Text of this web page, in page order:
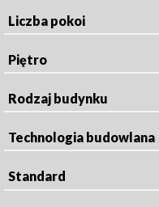
Liczba pokoi
Piętro
Rodzaj budynku
Technologia budowlana
Standard